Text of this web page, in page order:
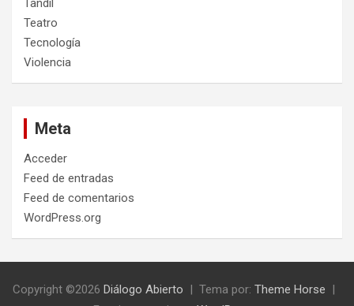
Tandil
Teatro
Tecnología
Violencia
Meta
Acceder
Feed de entradas
Feed de comentarios
WordPress.org
Copyright ©2026 Diálogo Abierto Tema por: Theme Horse